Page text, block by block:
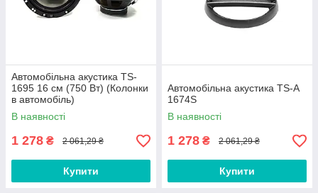
Автомобільна акустика TS-
1695 16 см (750 Вт) (Колонки
в автомобіль)
В наявності
1 278 ₴ 2 061,29 ₴
Купити
Автомобільна акустика TS-A
1674S
В наявності
1 278 ₴ 2 061,29 ₴
Купити